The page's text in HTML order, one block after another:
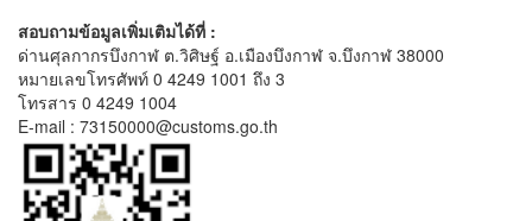
สอบถามข้อมูลเพิ่มเติมได้ที่ :
ด่านศุลกากรบึงกาฬ ต.วิศิษฐ์ อ.เมืองบึงกาฬ จ.บึงกาฬ 38000
หมายเลขโทรศัพท์ 0 4249 1001 ถึง 3
โทรสาร 0 4249 1004
E-mail : 73150000@customs.go.th